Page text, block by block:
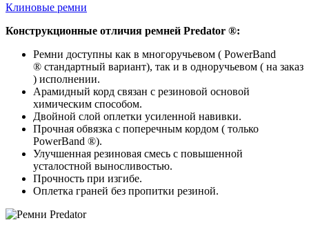
Клиновые ремни
Конструкционные отличия ремней Predator ®:
Ремни доступны как в многоручьевом ( PowerBand
® стандартный вариант), так и в одноручьевом ( на заказ
) исполнении.
Арамидный корд связан с резиновой основой
химическим способом.
Двойной слой оплетки усиленной навивки.
Прочная обвязка с поперечным кордом ( только
PowerBand ®).
Улучшенная резиновая смесь с повышенной
усталостной выносливостью.
Прочность при изгибе.
Оплетка граней без пропитки резиной.